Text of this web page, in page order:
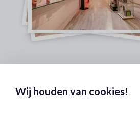
Wij houden van cookies!